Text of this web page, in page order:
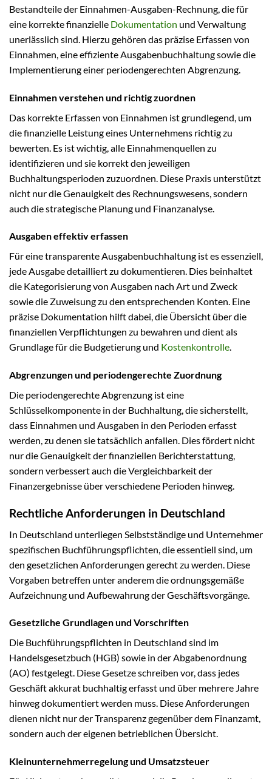
Bestandteile der Einnahmen-Ausgaben-Rechnung, die für
eine korrekte finanzielle Dokumentation und Verwaltung
unerlässlich sind. Hierzu gehören das präzise Erfassen von
Einnahmen, eine effiziente Ausgabenbuchhaltung sowie die
Implementierung einer periodengerechten Abgrenzung.
Einnahmen verstehen und richtig zuordnen
Das korrekte Erfassen von Einnahmen ist grundlegend, um
die finanzielle Leistung eines Unternehmens richtig zu
bewerten. Es ist wichtig, alle Einnahmenquellen zu
identifizieren und sie korrekt den jeweiligen
Buchhaltungsperioden zuzuordnen. Diese Praxis unterstützt
nicht nur die Genauigkeit des Rechnungswesens, sondern
auch die strategische Planung und Finanzanalyse.
Ausgaben effektiv erfassen
Für eine transparente Ausgabenbuchhaltung ist es essenziell,
jede Ausgabe detailliert zu dokumentieren. Dies beinhaltet
die Kategorisierung von Ausgaben nach Art und Zweck
sowie die Zuweisung zu den entsprechenden Konten. Eine
präzise Dokumentation hilft dabei, die Übersicht über die
finanziellen Verpflichtungen zu bewahren und dient als
Grundlage für die Budgetierung und Kostenkontrolle.
Abgrenzungen und periodengerechte Zuordnung
Die periodengerechte Abgrenzung ist eine
Schlüsselkomponente in der Buchhaltung, die sicherstellt,
dass Einnahmen und Ausgaben in den Perioden erfasst
werden, zu denen sie tatsächlich anfallen. Dies fördert nicht
nur die Genauigkeit der finanziellen Berichterstattung,
sondern verbessert auch die Vergleichbarkeit der
Finanzergebnisse über verschiedene Perioden hinweg.
Rechtliche Anforderungen in Deutschland
In Deutschland unterliegen Selbstständige und Unternehmer
spezifischen Buchführungspflichten, die essentiell sind, um
den gesetzlichen Anforderungen gerecht zu werden. Diese
Vorgaben betreffen unter anderem die ordnungsgemäße
Aufzeichnung und Aufbewahrung der Geschäftsvorgänge.
Gesetzliche Grundlagen und Vorschriften
Die Buchführungspflichten in Deutschland sind im
Handelsgesetzbuch (HGB) sowie in der Abgabenordnung
(AO) festgelegt. Diese Gesetze schreiben vor, dass jedes
Geschäft akkurat buchhaltig erfasst und über mehrere Jahre
hinweg dokumentiert werden muss. Diese Anforderungen
dienen nicht nur der Transparenz gegenüber dem Finanzamt,
sondern auch der eigenen betrieblichen Übersicht.
Kleinunternehmerregelung und Umsatzsteuer